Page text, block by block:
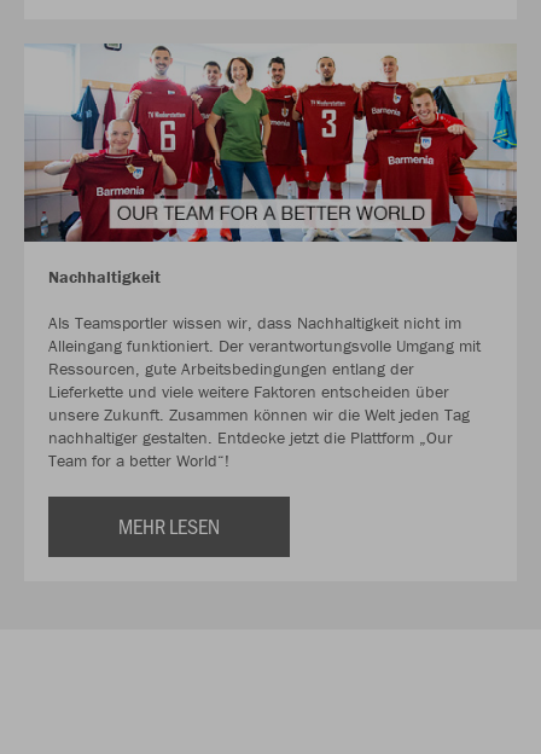
Nachhaltigkeit
Als Teamsportler wissen wir, dass Nachhaltigkeit nicht im
Alleingang funktioniert. Der verantwortungsvolle Umgang mit
Ressourcen, gute Arbeitsbedingungen entlang der
Lieferkette und viele weitere Faktoren entscheiden über
unsere Zukunft. Zusammen können wir die Welt jeden Tag
nachhaltiger gestalten. Entdecke jetzt die Plattform „Our
Team for a better World“!
MEHR LESEN